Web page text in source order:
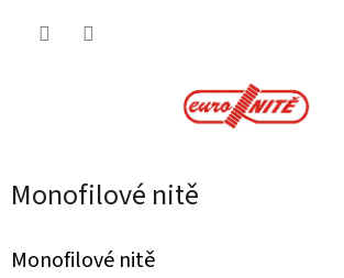
Monofilové nitě
Monofilové nitě